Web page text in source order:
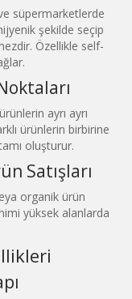
süpermarketlerde
şekilde seçip
Özellikle self-
ayrı ayrı
ürünlerin birbirine
oluşturur.
Satışları
organik ürün
yüksek alanlarda